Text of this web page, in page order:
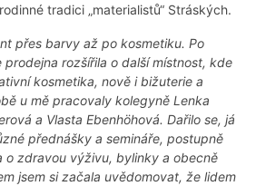
tradici „materialistů“ Stráských.
přes barvy až po kosmetiku. Po
rozšířila o další místnost, kde
kosmetika, nově i bižuterie a
u mě pracovaly kolegyně Lenka
a Vlasta Ebenhöhová. Dařilo se, já
přednášky a semináře, postupně
o zdravou výživu, bylinky a obecně
jsem si začala uvědomovat, že lidem